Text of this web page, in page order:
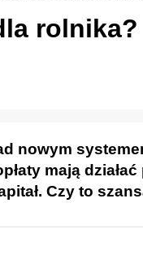
rolnika?
nowym
mają
Czy to